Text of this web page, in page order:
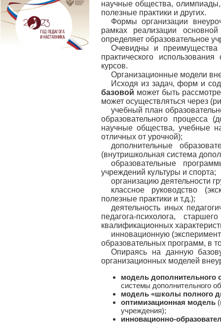
научные общества,
полезные практики и других.
Формы организации
рамках реализации
определяет образовательное
Очевидны и преимущества
практического
курсов.
Организационные модели
Исходя из задач, форм и
базовой может быть
может осуществляться через
учебный план
образовательного процесса
научные общества, учебные
отличных от урочной);
дополнительные
(внутришкольная система
образовательные
учреждений культуры и спорта;
организацию деятельности
классное руководство
полезные практики и т.д.);
деятельность иных
педагога-психолога,
квалификационных
инновационную
образовательных программ, в
Опираясь на данную
организационных моделей
модель дополнительного
системы дополнительного
модель «школы полного
оптимизационная модель
учреждения);
инновационно-